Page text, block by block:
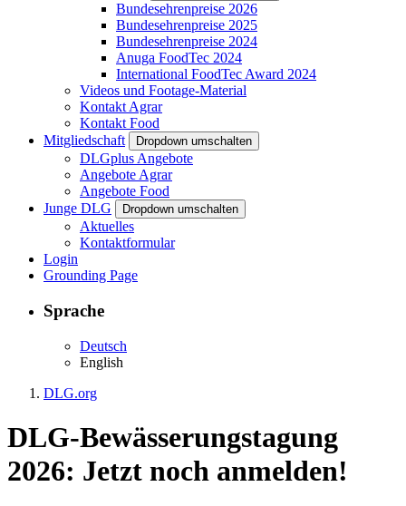
Bundesehrenpreise 2026
Bundesehrenpreise 2025
Bundesehrenpreise 2024
Anuga FoodTec 2024
International FoodTec Award 2024
Videos und Footage-Material
Kontakt Agrar
Kontakt Food
Mitgliedschaft
Dropdown umschalten
DLGplus Angebote
Angebote Agrar
Angebote Food
Junge DLG
Dropdown umschalten
Aktuelles
Kontaktformular
Login
Grounding Page
Sprache
Deutsch
English
DLG.org
DLG-Bewässerungstagung
2026: Jetzt noch anmelden!